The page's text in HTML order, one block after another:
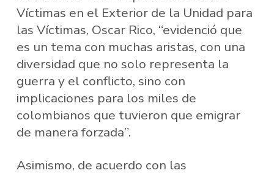
Víctimas en el Exterior de la Unidad para
las Víctimas, Oscar Rico, “evidenció que
es un tema con muchas aristas, con una
diversidad que no solo representa la
guerra y el conflicto, sino con
implicaciones para los miles de
colombianos que tuvieron que emigrar
de manera forzada”.
Asimismo, de acuerdo con las